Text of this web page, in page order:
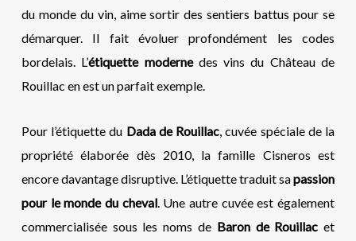
du monde du vin, aime sortir des sentiers battus pour se
démarquer. Il fait évoluer profondément les codes
bordelais. L’étiquette modernedes vins du Château de
Rouillac en est un parfait exemple.
Pour l’étiquette du Dada de Rouillac , cuvée spéciale de la
propriété élaborée dès 2010, la famille Cisneros est
encore davantage disruptive. L’étiquette traduit sapassion
pour le monde du cheval. Une autre cuvée est également
commercialisée sous les noms de Baron de Rouillac et